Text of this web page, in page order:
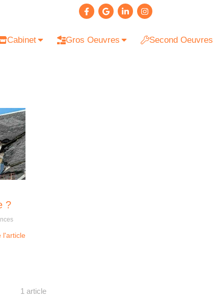
Cabinet Gros Oeuvres Second Oeuvres
?
l'article
1 article